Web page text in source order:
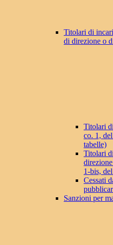
Titolari di
di direzione o
Titolari
co. 1,
tabelle)
Titolari
1-bis,
Cessati
Sanzioni per